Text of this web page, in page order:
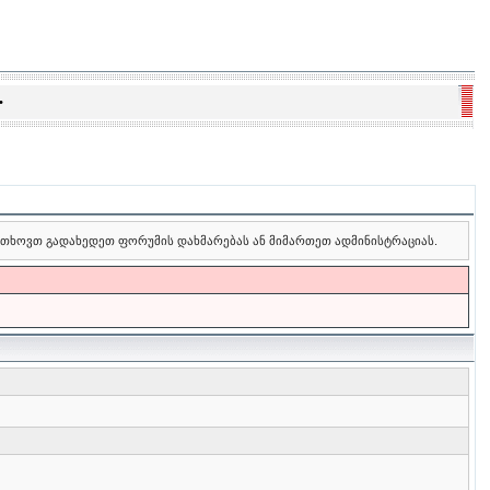
•
გადახედეთ ფორუმის დახმარებას ან მიმართეთ ადმინისტრაციას.